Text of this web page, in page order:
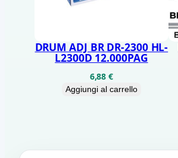
DRUM ADJ BR DR-2300 HL-
L2300D 12.000PAG
6,88€
Aggiungi al carrello